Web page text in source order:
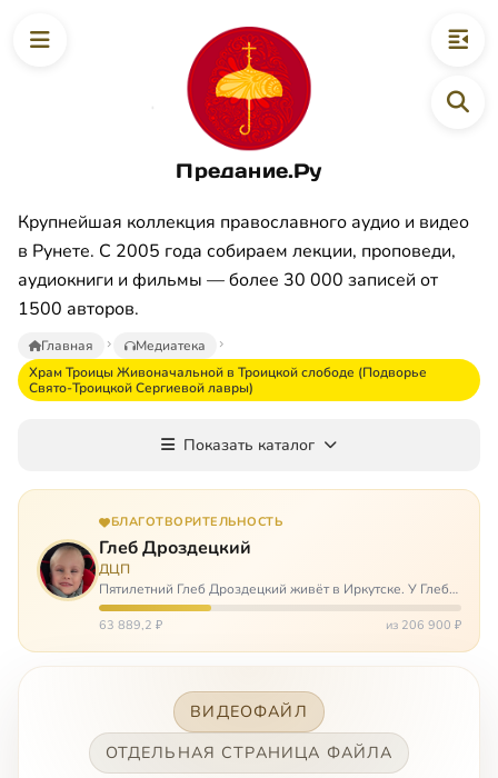
Предание.Ру
Крупнейшая коллекция православного аудио и видео
в Рунете. С 2005 года собираем лекции, проповеди,
аудиокниги и фильмы — более 30 000 записей от
1500 авторов.
Главная
Медиатека
Храм Троицы Живоначальной в Троицкой слободе (Подворье
Свято-Троицкой Сергиевой лавры)
Показать каталог
БЛАГОТВОРИТЕЛЬНОСТЬ
Глеб Дроздецкий
ДЦП
Пятилетний Глеб Дроздецкий живёт в Иркутске. У Глеба
ДЦП из-за перенесённого в младенчестве менингита,
но его положение осложняется эпилепсией, с которой
63 889,2 ₽ из 206 900 ₽
ВИДЕОФАЙЛ
ОТДЕЛЬНАЯ СТРАНИЦА ФАЙЛА